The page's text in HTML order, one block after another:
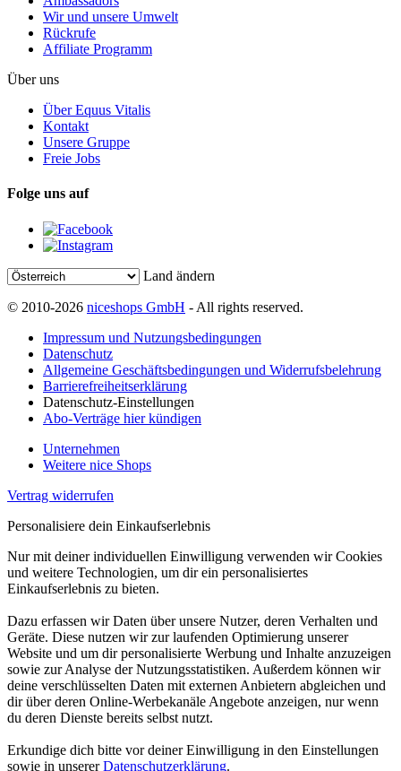
Wir und unsere Umwelt
Rückrufe
Affiliate Programm
Über uns
Über Equus Vitalis
Kontakt
Unsere Gruppe
Freie Jobs
Folge uns auf
Land ändern
© 2010-2026 niceshops GmbH - All rights reserved.
Impressum und Nutzungsbedingungen
Datenschutz
Allgemeine Geschäftsbedingungen und Widerrufsbelehrung
Barrierefreiheitserklärung
Datenschutz-Einstellungen
Abo-Verträge hier kündigen
Unternehmen
Weitere nice Shops
Vertrag widerrufen
Personalisiere dein Einkaufserlebnis
Nur mit deiner individuellen Einwilligung verwenden wir Cookies
und weitere Technologien, um dir ein personalisiertes
Einkaufserlebnis zu bieten.
Dazu erfassen wir Daten über unsere Nutzer, deren Verhalten und
Geräte. Diese nutzen wir zur laufenden Optimierung unserer
Website und um dir personalisierte Werbung und Inhalte anzuzeigen
sowie zur Analyse der Nutzungsstatistiken. Außerdem können wir
deine verschlüsselten Daten mit externen Anbietern abgleichen und
dir über deren Online-Werbekanäle Angebote anzeigen, nur wenn
du deren Dienste bereits selbst nutzt.
Erkundige dich bitte vor deiner Einwilligung in den Einstellungen
sowie in unsererDatenschutzerklärung.